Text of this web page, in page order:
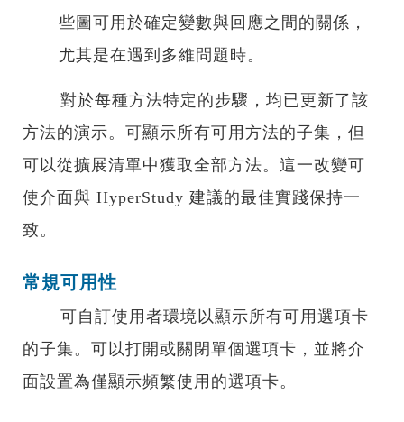
些圖可用於確定變數與回應之間的關係，
尤其是在遇到多維問題時。
對於每種方法特定的步驟，均已更新了該
方法的演示。可顯示所有可用方法的子集，但
可以從擴展清單中獲取全部方法。這一改變可
使介面與 HyperStudy 建議的最佳實踐保持一
致。
常規可用性
可自訂使用者環境以顯示所有可用選項卡
的子集。可以打開或關閉單個選項卡，並將介
面設置為僅顯示頻繁使用的選項卡。